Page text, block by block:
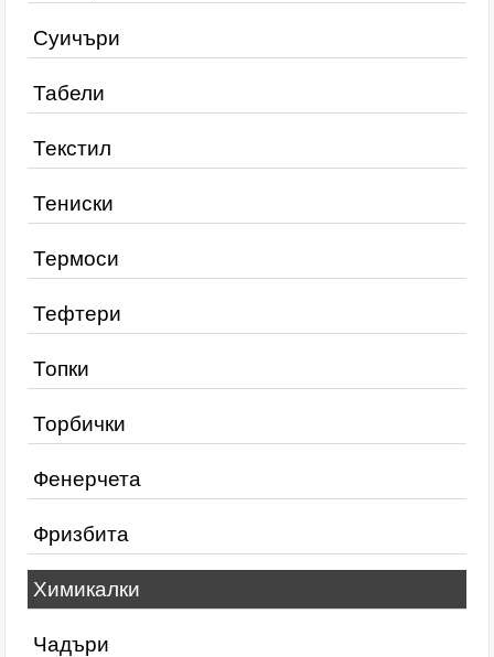
Суичъри
Табели
Текстил
Тениски
Термоси
Тефтери
Топки
Торбички
Фенерчета
Фризбита
Химикалки
Чадъри